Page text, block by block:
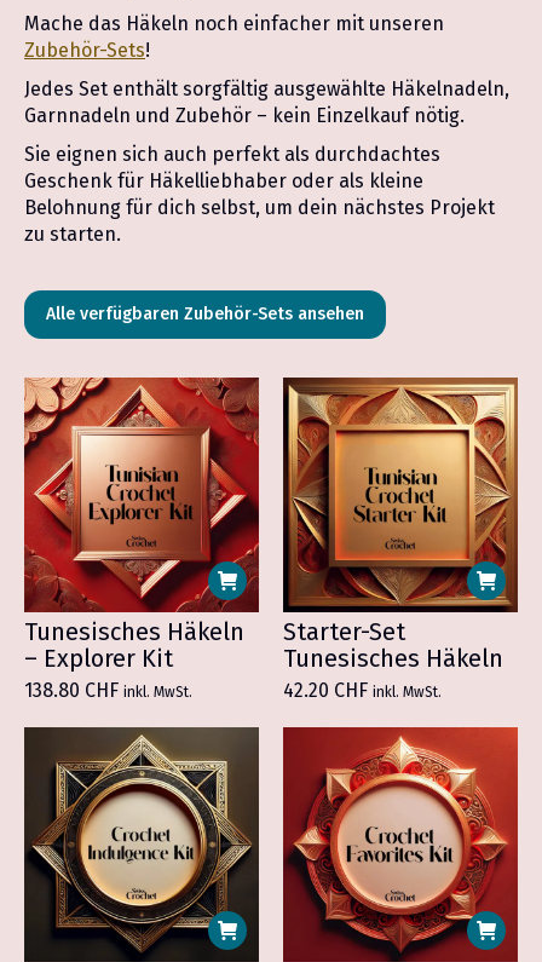
Mache das Häkeln noch einfacher mit unseren
Zubehör-Sets!
Jedes Set enthält sorgfältig ausgewählte Häkelnadeln,
Garnnadeln und Zubehör – kein Einzelkauf nötig.
Sie eignen sich auch perfekt als durchdachtes
Geschenk für Häkelliebhaber oder als kleine
Belohnung für dich selbst, um dein nächstes Projekt
zu starten.
Alle verfügbaren Zubehör-Sets ansehen
Tunesisches Häkeln
– Explorer Kit
138.80 CHF inkl. MwSt.
Starter-Set
Tunesisches Häkeln
42.20 CHF inkl. MwSt.